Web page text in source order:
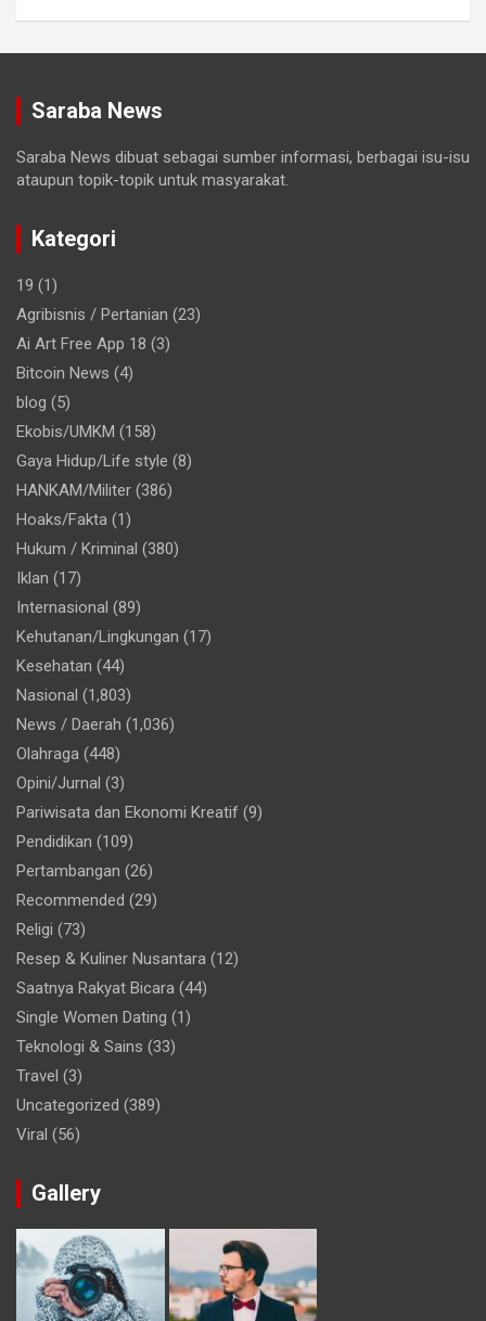
Saraba News
Saraba News dibuat sebagai sumber informasi, berbagai isu-isu
ataupun topik-topik untuk masyarakat.
Kategori
19 (1)
Agribisnis / Pertanian (23)
Ai Art Free App 18 (3)
Bitcoin News (4)
blog (5)
Ekobis/UMKM (158)
Gaya Hidup/Life style (8)
HANKAM/Militer (386)
Hoaks/Fakta (1)
Hukum / Kriminal (380)
Iklan (17)
Internasional (89)
Kehutanan/Lingkungan (17)
Kesehatan (44)
Nasional (1,803)
News / Daerah (1,036)
Olahraga (448)
Opini/Jurnal (3)
Pariwisata dan Ekonomi Kreatif (9)
Pendidikan (109)
Pertambangan (26)
Recommended (29)
Religi (73)
Resep & Kuliner Nusantara (12)
Saatnya Rakyat Bicara (44)
Single Women Dating (1)
Teknologi & Sains (33)
Travel (3)
Uncategorized (389)
Viral (56)
Gallery